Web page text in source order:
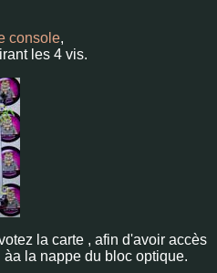
console,
les 4 vis.
la carte , afin d'avoir accès
àa la nappe du bloc optique.